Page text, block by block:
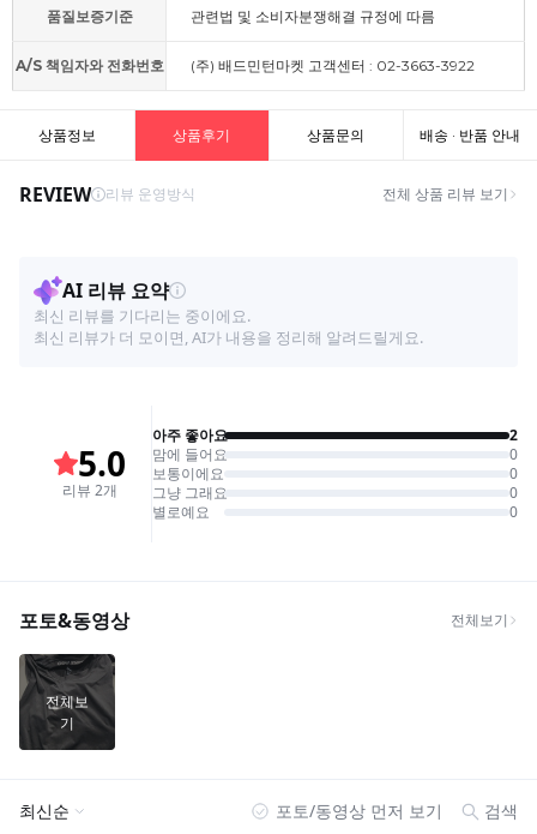
품질보증기준 관련법 및 소비자분쟁해결 규정에 따름
A/S 책임자와 전화번호 (주) 배드민턴마켓 고객센터 : 02-3663-3922
상품정보 상품후기 상품문의 배송 · 반품 안내